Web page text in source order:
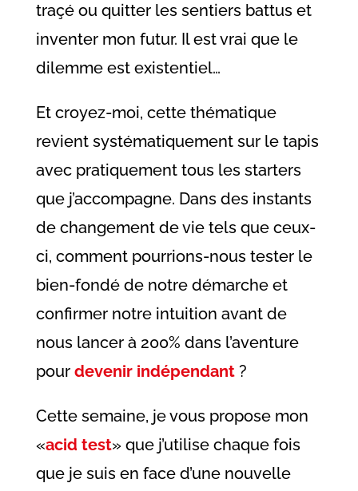
traçé ou quitter les sentiers battus et
inventer mon futur. Il est vrai que le
dilemme est existentiel…
Et croyez-moi, cette thématique
revient systématiquement sur le tapis
avec pratiquement tous les starters
que j’accompagne. Dans des instants
de changement de vie tels que ceux-
ci, comment pourrions-nous tester le
bien-fondé de notre démarche et
confirmer notre intuition avant de
nous lancer à 200% dans l’aventure
pour devenir indépendant?
Cette semaine, je vous propose mon
«acid test» que j’utilise chaque fois
que je suis en face d’une nouvelle